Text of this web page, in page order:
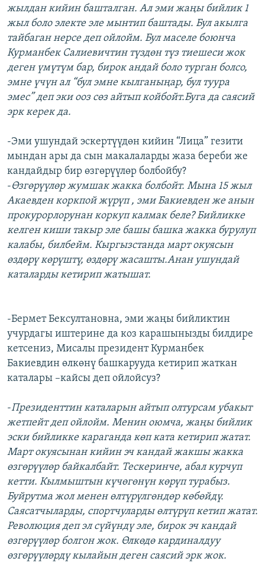
жылдан кийин башталган. Ал эми жаңы бийлик 1
жыл боло электе эле мынтип баштады. Бул акылга
тайбаган нерсе деп ойлойм. Бул маселе боюнча
Курманбек Салиевичтин түздөн түз тиешеси жок
деген үмүтүм бар, бирок андай боло турган болсо,
эмне үчүн ал “бул эмне кылганыңар, бул туура
эмес” деп эки ооз сөз айтып койбойт.Буга да саясий
эрк керек да.
-Эми ушундай эскертүүдөн кийин “Лица” гезити
мындан ары да сын макалаларды жаза береби же
кандайдыр бир өзгөрүүлөр болбойбу?
-Өзгөрүүлөр жумшак жакка болбойт. Мына 15 жыл
Акаевден коркпой жүрүп , эми Бакиевден же анын
прокурорлорунан коркуп калмак беле? Бийликке
келген киши такыр эле башы башка жакка буpулуп
калабы, билбейм. Кыргызстанда март окуясын
өздөрү көрүштү, өздөрү жасашты.Анан ушундай
каталарды кетирип жатышат.
-Бермет Бексултановна, эми жаңы бийликтин
учурдагы иштерине да коз карашынызды билдире
кетсениз, Мисалы президент Курманбек
Бакиевдин өлкөнү башкарууда кетирип жаткан
каталары –кайсы деп ойлойсуз?
-Президенттин каталарын айтып олтурсам убакыт
жетпейт деп ойлойм. Менин оюмча, жаңы бийлик
эски бийликке караганда көп ката кетирип жатат.
Март окуясынан кийин эч кандай жакшы жакка
өзгөрүүлөр байкалбайт. Тескеринче, абал курчуп
кетти. Кылмыштын күчөгөнүн көрүп турабыз.
Буйрутма жол менен өлтүрүлгөндөр көбөйдү.
Саясатчыларды, спортчуларды өлтүрүп кетип жатат.
Революция деп эл сүйүндү эле, бирок эч кандай
өзгөрүүлөр болгон жок. Өлкөдө кардиналдуу
өзгөрүүлөрдү кылайын деген саясий эрк жок.